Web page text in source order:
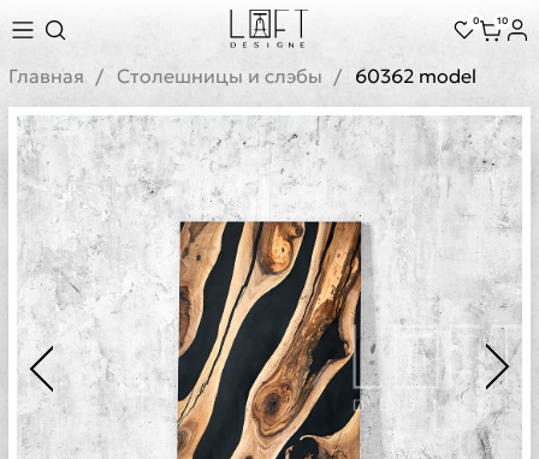
0 10
Главная Cтолешницы и слэбы 60362 model